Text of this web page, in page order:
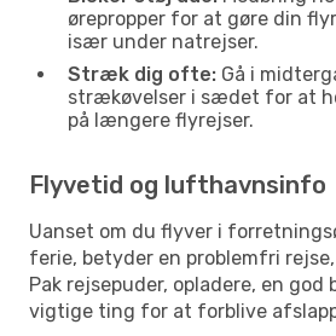
ørepropper for at gøre din
især under natrejser.
Stræk dig ofte: Gå i
strækøvelser i sædet for at
på længere flyrejser.
Flyvetid og lufthavnsinfo
Uanset om du flyver i
ferie, betyder en problemfri
Pak rejsepuder, opladere, en god
vigtige ting for at forblive